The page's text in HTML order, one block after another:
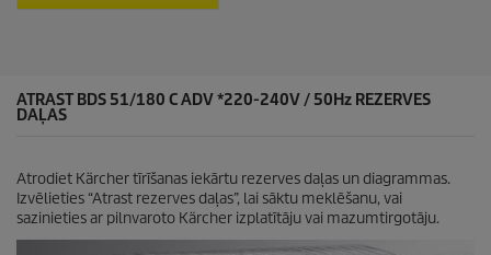
g
ē
m
ATRAST BDS 51/180 C ADV *220-240V / 50Hz REZERVES
DAĻAS
Atrodiet Kärcher tīrīšanas iekārtu rezerves daļas un diagrammas.
Izvēlieties “Atrast rezerves daļas”, lai sāktu meklēšanu, vai
sazinieties ar pilnvaroto Kärcher izplatītāju vai mazumtirgotāju.